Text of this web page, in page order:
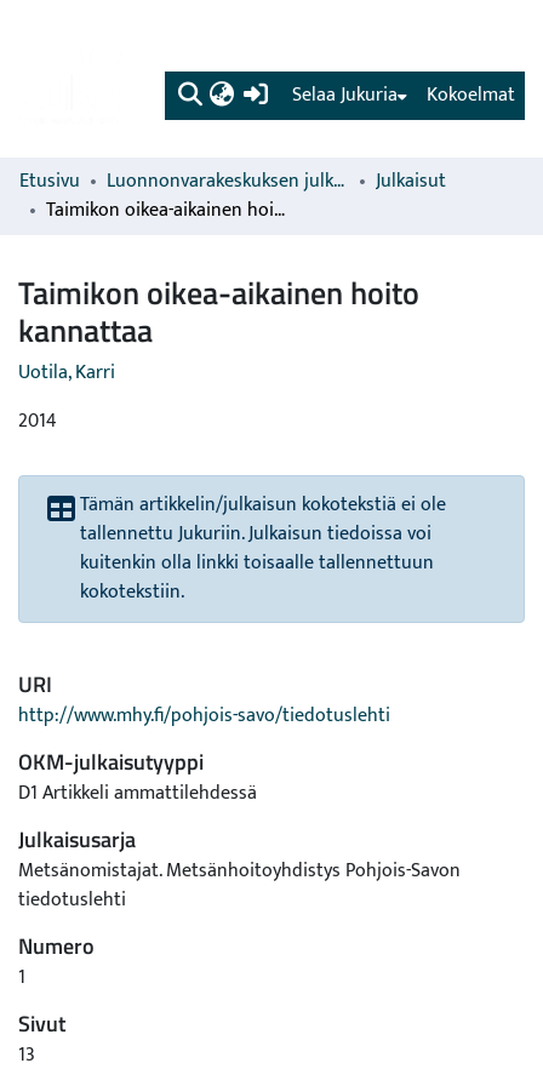
(current) Kokoelmat
Selaa Jukuria
Etusivu Luonnonvarakeskuksen julkaisut
Julkaisut
Taimikon oikea-aikainen hoito kannattaa
Taimikon oikea-aikainen hoito
kannattaa
Uotila, Karri
2014
Tämän artikkelin/julkaisun kokotekstiä ei ole
tallennettu Jukuriin. Julkaisun tiedoissa voi
kuitenkin olla linkki toisaalle tallennettuun
kokotekstiin.
URI
http://www.mhy.fi/pohjois-savo/tiedotuslehti
OKM-julkaisutyyppi
D1 Artikkeli ammattilehdessä
Julkaisusarja
Metsänomistajat. Metsänhoitoyhdistys Pohjois-Savon
tiedotuslehti
Numero
1
Sivut
13